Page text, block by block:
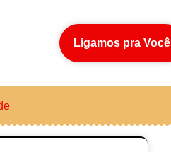
Ligamos pra Você